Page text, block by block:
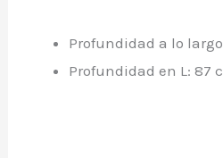
Profundidad a lo
Profundidad en L: 87